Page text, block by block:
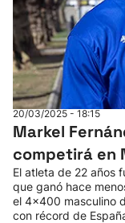
20/03/2025 - 18:15
Markel
competirá en
El atleta de 22 años
que ganó hace
el 4x400 masculino
con récord de